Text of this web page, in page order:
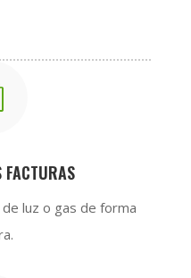
FACTURAS
luz o gas de forma